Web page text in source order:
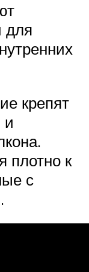
для
крепят
и
плотно к
с